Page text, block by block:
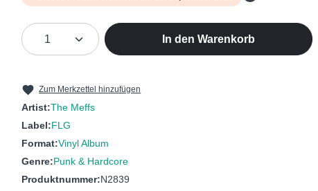
Produkt Anzahl: Gib den gewünschten
In den Warenkorb
Zum Merkzettel hinzufügen
Artist:The Meffs
Label:FLG
Format:Vinyl Album
Genre:Punk & Hardcore
Produktnummer:N2839